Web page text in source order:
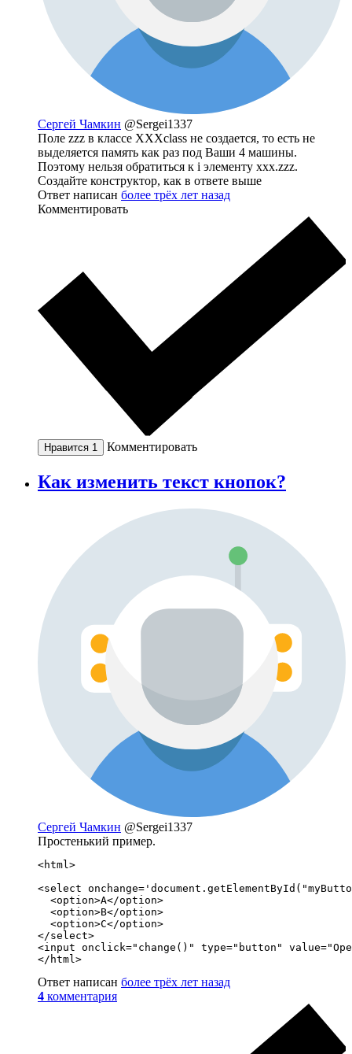
Сергей Чамкин @Sergei1337
Поле zzz в классе XXXclass не создается, то есть не
выделяется память как раз под Ваши 4 машины.
Поэтому нельзя обратиться к i элементу xxx.zzz.
Создайте конструктор, как в ответе выше
Ответ написан более трёх лет назад
Комментировать
Нравится 1 Комментировать
Как изменить текст кнопок?
Сергей Чамкин @Sergei1337
Простенький пример.
<html>
<select
  <option>A</option>
  <option>B</option>
  <option>C</option>
</select>
<input onclick="change()" type="button"
</html>
Ответ написан более трёх лет назад
4 комментария